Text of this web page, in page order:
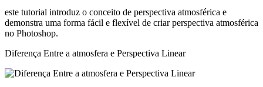
este tutorial introduz o conceito de perspectiva atmosférica e
demonstra uma forma fácil e flexível de criar perspectiva atmosférica
no Photoshop.
Diferença Entre a atmosfera e Perspectiva Linear